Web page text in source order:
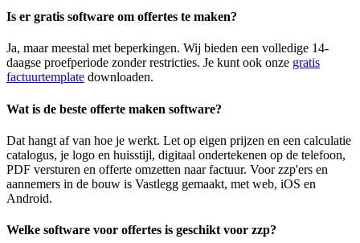
Is er gratis software om offertes te maken?
Ja, maar meestal met beperkingen. Wij bieden een volledige 14-
daagse proefperiode zonder restricties. Je kunt ook onze gratis
factuurtemplate downloaden.
Wat is de beste offerte maken software?
Dat hangt af van hoe je werkt. Let op eigen prijzen en een calculatie
catalogus, je logo en huisstijl, digitaal ondertekenen op de telefoon,
PDF versturen en offerte omzetten naar factuur. Voor zzp'ers en
aannemers in de bouw is Vastlegg gemaakt, met web, iOS en
Android.
Welke software voor offertes is geschikt voor zzp?